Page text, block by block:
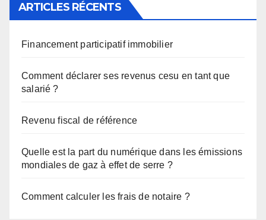
ARTICLES RÉCENTS
Financement participatif immobilier
Comment déclarer ses revenus cesu en tant que
salarié ?
Revenu fiscal de référence
Quelle est la part du numérique dans les émissions
mondiales de gaz à effet de serre ?
Comment calculer les frais de notaire ?